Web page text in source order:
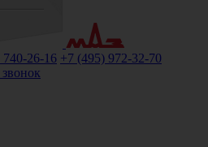
740-26-16 +7 (495) 972-32-70
звонок